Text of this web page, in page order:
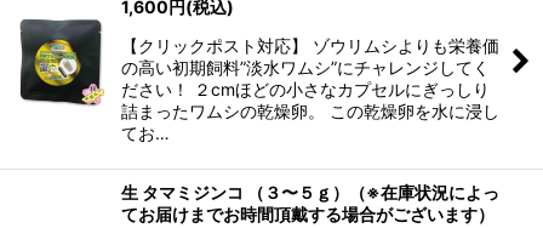
1,600 円(税込)
【クリックポスト対応】 ゾウリムシよりも栄養価
の高い初期飼料”淡水ワムシ”にチャレンジしてく
ださい！ ２cmほどの小さなカプセルにぎっしり
詰まったワムシの乾燥卵。 この乾燥卵を水に浸し
てお…
生 タマミジンコ （３〜５ｇ）（※在庫状況によっ
てお届けまでお時間頂戴する場合がございます）